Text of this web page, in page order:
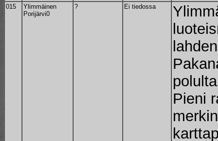
015
Ylimmäinen
Porijärvi0
? Ei tiedossa
Pieni